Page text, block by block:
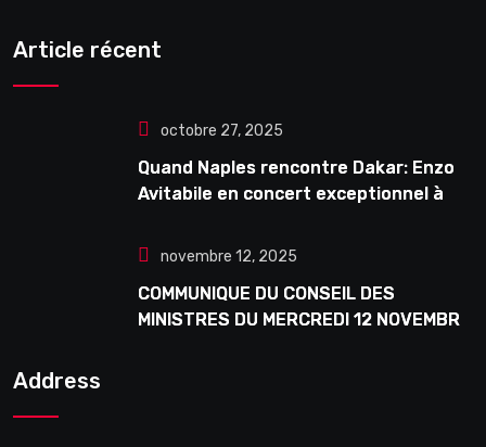
Article récent
octobre 27, 2025
Quand Naples rencontre Dakar: Enzo
Avitabile en concert exceptionnel à
novembre 12, 2025
COMMUNIQUE DU CONSEIL DES
MINISTRES DU MERCREDI 12 NOVEMBRE
Address